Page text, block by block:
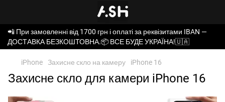
📲 При замовленні від 1700 грн і оплаті за реквізитами IBAN —
ДОСТАВКА БЕЗКОШТОВНА.📦 ВСЕ БУДЕ УКРАЇНА!🇺🇦
iPhone Захисне скло на камеру iPhone 16
Захисне скло для камери iPhone 16